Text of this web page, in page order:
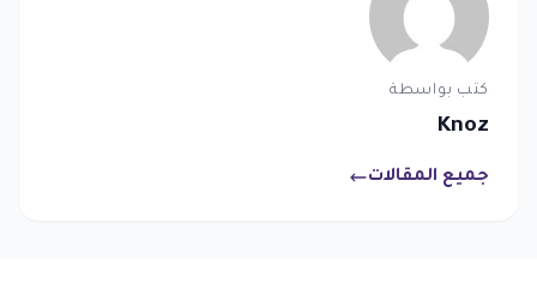
كتب بواسطة
Knoz
جميع المقالات